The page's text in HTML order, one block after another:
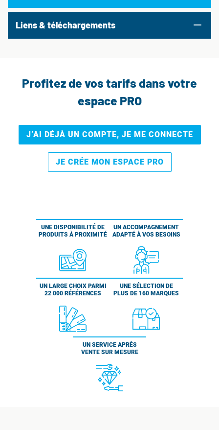
Liens & téléchargements
Profitez de vos tarifs dans votre
espace PRO
J’AI DÉJÀ UN COMPTE, JE ME CONNECTE
JE CRÉE MON ESPACE PRO
UNE DISPONIBILITÉ DE
PRODUITS À PROXIMITÉ
UN ACCOMPAGNEMENT
ADAPTÉ À VOS BESOINS
UN LARGE CHOIX PARMI
22 000 RÉFÉRENCES
UNE SÉLECTION DE
PLUS DE 160 MARQUES
UN SERVICE APRÈS
VENTE SUR MESURE